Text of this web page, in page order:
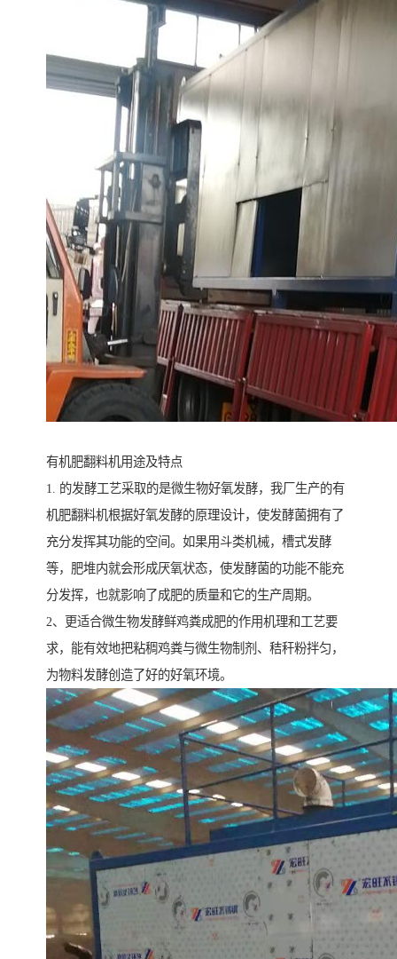
有机肥翻料机用途及特点
1. 的发酵工艺采取的是微生物好氧发酵，我厂生产的有
机肥翻料机根据好氧发酵的原理设计，使发酵菌拥有了
充分发挥其功能的空间。如果用斗类机械，槽式发酵
等，肥堆内就会形成厌氧状态，使发酵菌的功能不能充
分发挥，也就影响了成肥的质量和它的生产周期。
2、更适合微生物发酵鲜鸡粪成肥的作用机理和工艺要
求，能有效地把粘稠鸡粪与微生物制剂、秸秆粉拌匀，
为物料发酵创造了好的好氧环境。